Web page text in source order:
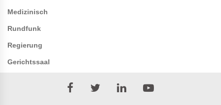
Medizinisch
Rundfunk
Regierung
Gerichtssaal